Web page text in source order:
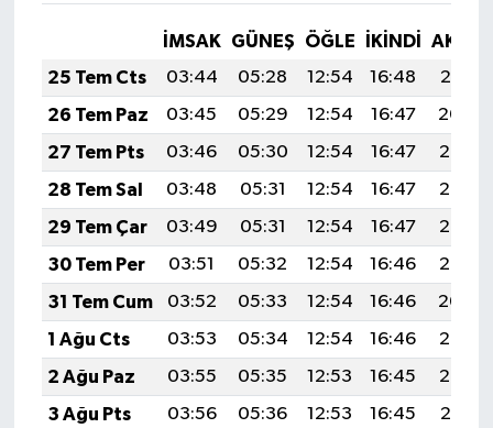
İMSAK GÜNEŞ ÖĞLE İKINDI
25 Tem Cts
03:44 05:28 12:54 16:48
20:10
26 Tem Paz
03:45 05:29 12:54 16:47
20:09
27 Tem Pts
03:46 05:30 12:54 16:47
20:08
28 Tem Sal
03:48 05:31 12:54 16:47
20:07
29 Tem Çar
03:49 05:31 12:54 16:47
20:06
30 Tem Per
03:51 05:32 12:54 16:46
20:05
31 Tem Cum
03:52 05:33 12:54 16:46
20:04
1 Ağu Cts
03:53 05:34 12:54 16:46
20:03
2 Ağu Paz
03:55 05:35 12:53 16:45
20:02
3 Ağu Pts
03:56 05:36 12:53 16:45
20:01